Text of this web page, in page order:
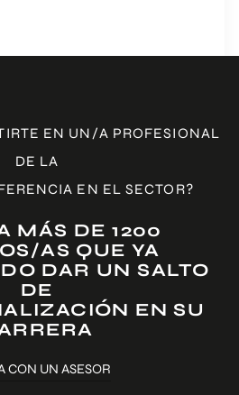
EN UN/A PROFESIONAL
DE LA
EN EL SECTOR?
MÁS DE 1200
AS QUE YA
DAR UN SALTO
DE
EN SU
CON UN ASESOR